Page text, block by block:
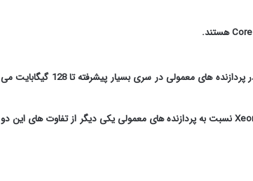
حداکثر حافظه ی پشتیبانی شده در پردازنده های سری زئون حدود 2 ترابایت و در پردازنده های معمولی در سری بسیار پیشرفته تا 128 گیگابایت می
بهره گیری و پشتیبانی از تعداد کانال بیشتر جهت نصب حافظه در پردازنده های Xeon نسبت به پردازنده های معمولی یکی دیگر از تفاوت های این دو